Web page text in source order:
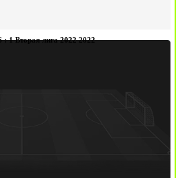
Вторая лига 2022 2022